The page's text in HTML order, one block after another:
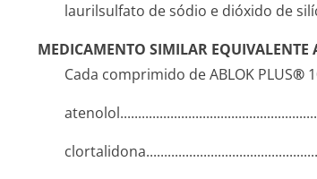
laurilsulfato de sódio e dióxido de
MEDICAMENTO SIMILAR EQUIVALENTE
Cada comprimido de ABLOK PLUS®